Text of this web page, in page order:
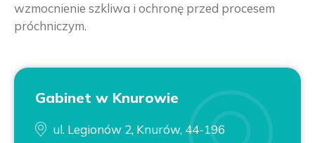
wzmocnienie szkliwa i ochronę przed procesem
próchniczym.
Gabinet w Knurowie
ul. Legionów 2, Knurów, 44-196